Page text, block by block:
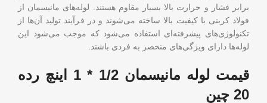
برابر فشار و حرارت بالا بسیار مقاوم هستند. لوله‌های مانیسمان از
فولاد کربنی با کیفیت بالا ساخته می‌شوند و در فرآیند تولید آن‌ها از
تکنولوژی‌های پیشرفته‌ای استفاده می‌شود که موجب می‌شود این
لوله‌ها دارای ویژگی‌های منحصر به فردی باشند.
قیمت لوله مانیسمان 1/2 * 1 اینچ رده
20 چین